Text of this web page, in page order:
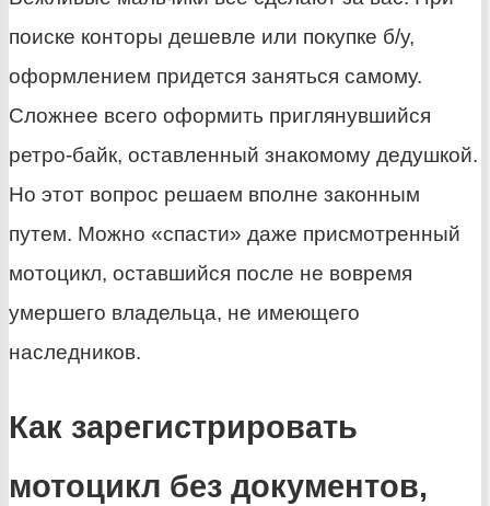
поиске конторы дешевле или покупке б/у,
оформлением придется заняться самому.
Сложнее всего оформить приглянувшийся
ретро-байк, оставленный знакомому дедушкой.
Но этот вопрос решаем вполне законным
путем. Можно «спасти» даже присмотренный
мотоцикл, оставшийся после не вовремя
умершего владельца, не имеющего
наследников.
Как зарегистрировать
мотоцикл без документов,